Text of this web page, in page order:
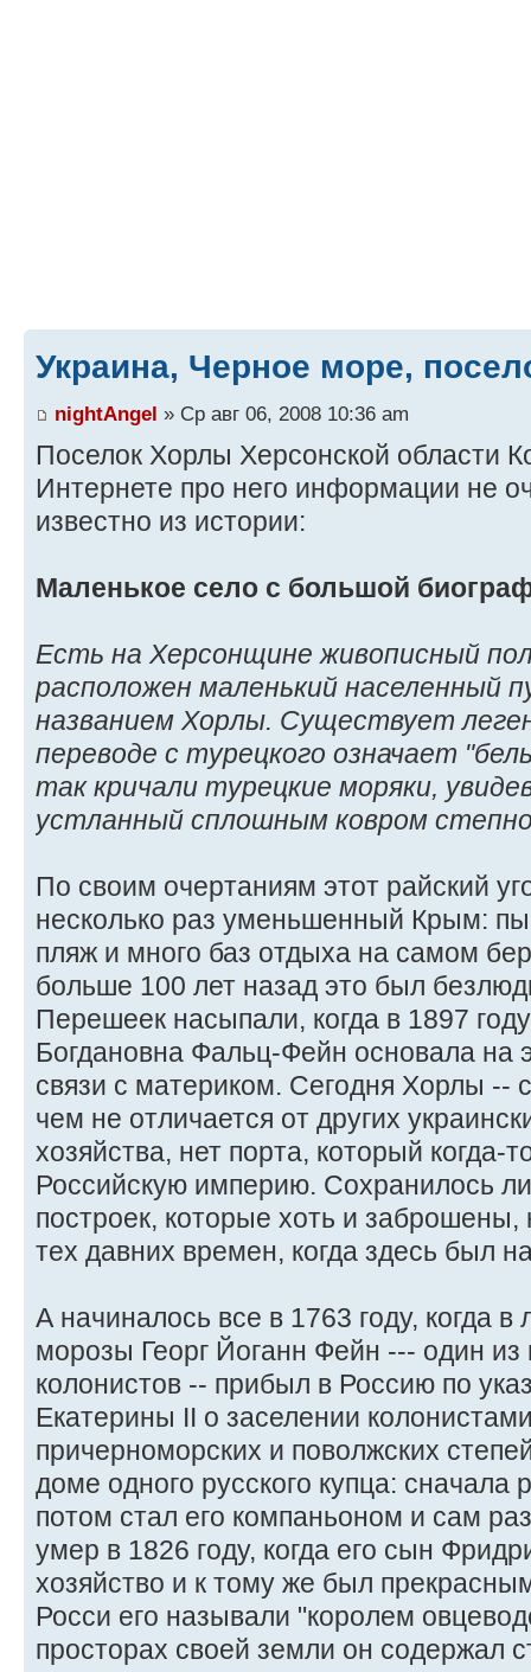
Украина, Черное море,
nightAngel » Ср авг 06, 2008 10:36 am
Поселок Хорлы Херсонской области
Интернете про него информации не
известно из истории:
Маленькое село с большой
Есть на Херсонщине живописный
расположен маленький населенный
названием Хорлы. Существует
переводе с турецкого означает
так кричали турецкие моряки,
устланный сплошным ковром
По своим очертаниям этот райский
несколько раз уменьшенный Крым:
пляж и много баз отдыха на самом
больше 100 лет назад это был
Перешеек насыпали, когда в 1897
Богдановна Фальц-Фейн основала на
связи с материком. Сегодня Хорлы --
чем не отличается от других
хозяйства, нет порта, который когда-
Российскую империю. Сохранилось
построек, которые хоть и заброшены,
тех давних времен, когда здесь был
А начиналось все в 1763 году, когда
морозы Георг Йоганн Фейн --- один
колонистов -- прибыл в Россию по
Екатерины II о заселении
причерноморских и поволжских
доме одного русского купца: сначала
потом стал его компаньоном и сам
умер в 1826 году, когда его сын
хозяйство и к тому же был
Росси его называли "королем
просторах своей земли он содержал